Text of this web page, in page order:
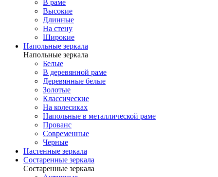
В раме
Высокие
Длинные
На стену
Широкие
Напольные зеркала
Напольные зеркала
Белые
В деревянной раме
Деревянные белые
Золотые
Классические
На колесиках
Напольные в металлической раме
Прованс
Современные
Черные
Настенные зеркала
Состаренные зеркала
Состаренные зеркала